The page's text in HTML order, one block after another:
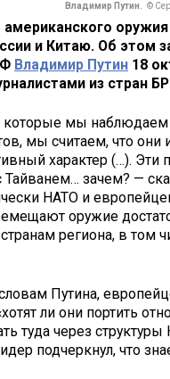
Владимир Путин. ©
оружия
и Китаю. Об этом
Владимир Путин 18
из стран
которые мы наблюдаем
мы считаем, что они
характер (…). Эти
Тайванем… зачем? —
НАТО и
оружие
региона, в том
Путина,
ли они портить
туда через структуры
подчеркнул, что